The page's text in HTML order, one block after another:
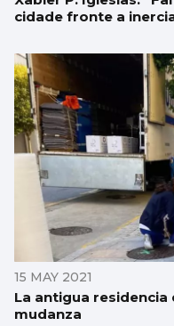
cidade fronte a
15 MAY 2021
La antigua residencia
mudanza